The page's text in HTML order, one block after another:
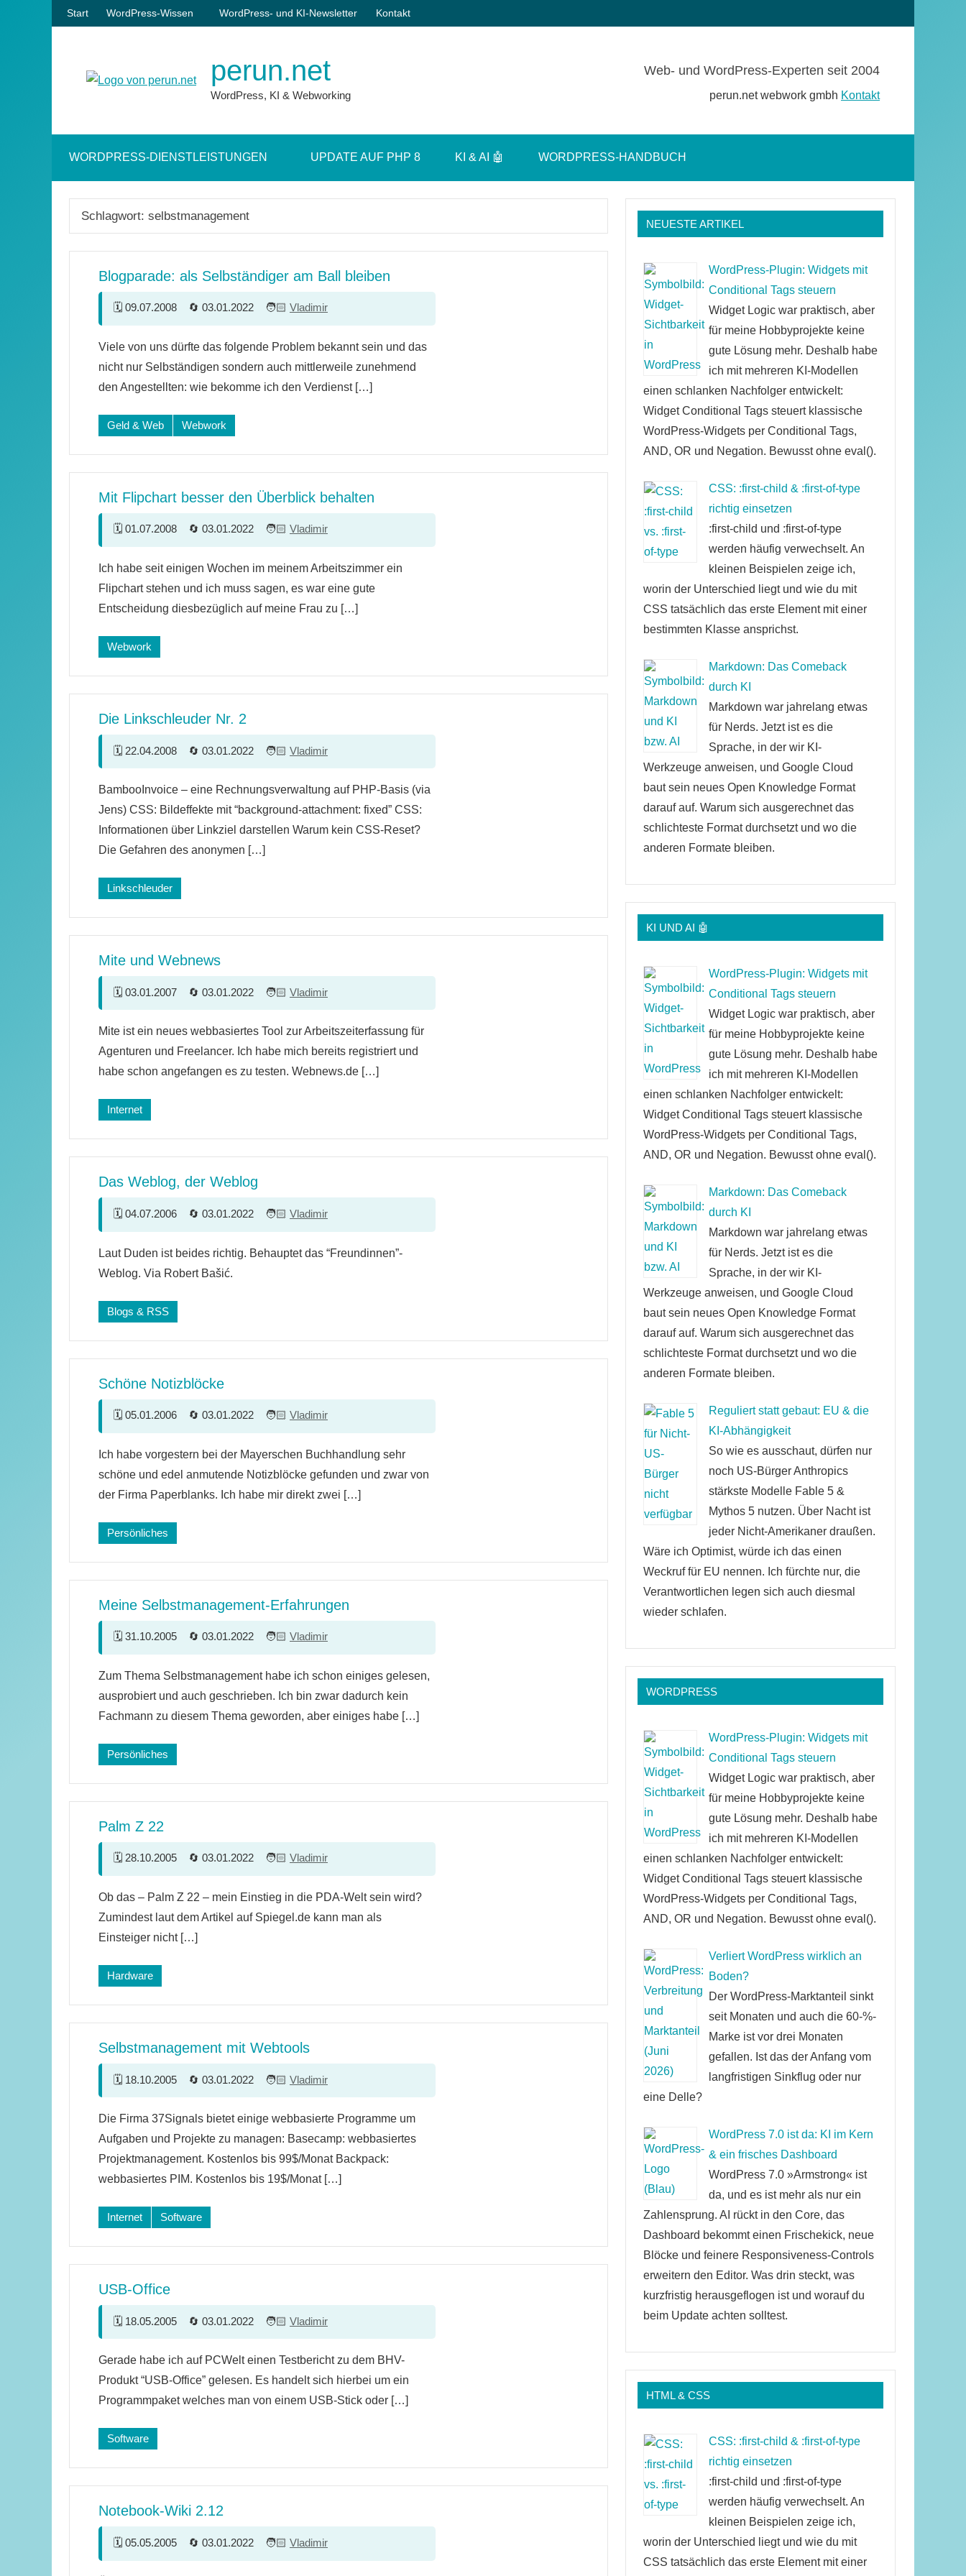
Zum
Inhalt
Start WordPress-Wissen WordPress- und KI-Newsletter Kontakt
perun.net
WordPress, KI & Webworking
Web- und WordPress-Experten seit 2004
perun.net webwork gmbh Kontakt
öffnen
WORDPRESS-DIENSTLEISTUNGEN UPDATE AUF PHP 8 KI & AI 🤖 WORDPRESS-HANDBUCH
Schlagwort: selbstmanagement
Blogparade: als Selbständiger am Ball bleiben
09.07.2008 03.01.2022 Vladimir
Kommentare
Viele von uns dürfte das folgende Problem bekannt sein und das
nicht nur Selbständigen sondern auch mittlerweile zunehmend
den Angestellten: wie bekomme ich den Verdienst […]
Geld & Web Webwork
Mit Flipchart besser den Überblick behalten
01.07.2008 03.01.2022 Vladimir
Kommentare
Ich habe seit einigen Wochen im meinem Arbeitszimmer ein
Flipchart stehen und ich muss sagen, es war eine gute
Entscheidung diesbezüglich auf meine Frau zu […]
Webwork
Die Linkschleuder Nr. 2
22.04.2008 03.01.2022 Vladimir
BambooInvoice – eine Rechnungsverwaltung auf PHP-Basis (via
Jens) CSS: Bildeffekte mit “background-attachment: fixed” CSS:
Informationen über Linkziel darstellen Warum kein CSS-Reset?
Die Gefahren des anonymen […]
Linkschleuder
Mite und Webnews
03.01.2007 03.01.2022 Vladimir
Kommentare
Mite ist ein neues webbasiertes Tool zur Arbeitszeiterfassung für
Agenturen und Freelancer. Ich habe mich bereits registriert und
habe schon angefangen es zu testen. Webnews.de […]
Internet
Das Weblog, der Weblog
04.07.2006 03.01.2022 Vladimir
Kommentare
Laut Duden ist beides richtig. Behauptet das “Freundinnen”-
Weblog. Via Robert Bašić.
Blogs & RSS
Schöne Notizblöcke
05.01.2006 03.01.2022 Vladimir
Kommentare
Ich habe vorgestern bei der Mayerschen Buchhandlung sehr
schöne und edel anmutende Notizblöcke gefunden und zwar von
der Firma Paperblanks. Ich habe mir direkt zwei […]
Persönliches
Meine Selbstmanagement-Erfahrungen
31.10.2005 03.01.2022 Vladimir
Kommentare
Zum Thema Selbstmanagement habe ich schon einiges gelesen,
ausprobiert und auch geschrieben. Ich bin zwar dadurch kein
Fachmann zu diesem Thema geworden, aber einiges habe […]
Persönliches
Palm Z 22
28.10.2005 03.01.2022 Vladimir
Kommentare
Ob das – Palm Z 22 – mein Einstieg in die PDA-Welt sein wird?
Zumindest laut dem Artikel auf Spiegel.de kann man als
Einsteiger nicht […]
Hardware
Selbstmanagement mit Webtools
18.10.2005 03.01.2022 Vladimir
Kommentare
Die Firma 37Signals bietet einige webbasierte Programme um
Aufgaben und Projekte zu managen: Basecamp: webbasiertes
Projektmanagement. Kostenlos bis 99$/Monat Backpack:
webbasiertes PIM. Kostenlos bis 19$/Monat […]
Internet Software
USB-Office
18.05.2005 03.01.2022 Vladimir
Kommentare
Gerade habe ich auf PCWelt einen Testbericht zu dem BHV-
Produkt “USB-Office” gelesen. Es handelt sich hierbei um ein
Programmpaket welches man von einem USB-Stick oder […]
Software
Notebook-Wiki 2.12
05.05.2005 03.01.2022 Vladimir
NEUESTE ARTIKEL
WordPress-Plugin: Widgets mit
Conditional Tags steuern
Widget Logic war praktisch, aber
für meine Hobbyprojekte keine
gute Lösung mehr. Deshalb habe
ich mit mehreren KI-Modellen
einen schlanken Nachfolger entwickelt:
Widget Conditional Tags steuert klassische
WordPress-Widgets per Conditional Tags,
AND, OR und Negation. Bewusst ohne eval().
CSS: :first-child & :first-of-type
richtig einsetzen
:first-child und :first-of-type
werden häufig verwechselt. An
kleinen Beispielen zeige ich,
worin der Unterschied liegt und wie du mit
CSS tatsächlich das erste Element mit einer
bestimmten Klasse ansprichst.
Markdown: Das Comeback
durch KI
Markdown war jahrelang etwas
für Nerds. Jetzt ist es die
Sprache, in der wir KI-
Werkzeuge anweisen, und Google Cloud
baut sein neues Open Knowledge Format
darauf auf. Warum sich ausgerechnet das
schlichteste Format durchsetzt und wo die
anderen Formate bleiben.
KI UND AI 🤖
WordPress-Plugin: Widgets mit
Conditional Tags steuern
Widget Logic war praktisch, aber
für meine Hobbyprojekte keine
gute Lösung mehr. Deshalb habe
ich mit mehreren KI-Modellen
einen schlanken Nachfolger entwickelt:
Widget Conditional Tags steuert klassische
WordPress-Widgets per Conditional Tags,
AND, OR und Negation. Bewusst ohne eval().
Markdown: Das Comeback
durch KI
Markdown war jahrelang etwas
für Nerds. Jetzt ist es die
Sprache, in der wir KI-
Werkzeuge anweisen, und Google Cloud
baut sein neues Open Knowledge Format
darauf auf. Warum sich ausgerechnet das
schlichteste Format durchsetzt und wo die
anderen Formate bleiben.
Reguliert statt gebaut: EU & die
KI-Abhängigkeit
So wie es ausschaut, dürfen nur
noch US-Bürger Anthropics
stärkste Modelle Fable 5 &
Mythos 5 nutzen. Über Nacht ist
jeder Nicht-Amerikaner draußen.
Wäre ich Optimist, würde ich das einen
Weckruf für EU nennen. Ich fürchte nur, die
Verantwortlichen legen sich auch diesmal
wieder schlafen.
WORDPRESS
WordPress-Plugin: Widgets mit
Conditional Tags steuern
Widget Logic war praktisch, aber
für meine Hobbyprojekte keine
gute Lösung mehr. Deshalb habe
ich mit mehreren KI-Modellen
einen schlanken Nachfolger entwickelt:
Widget Conditional Tags steuert klassische
WordPress-Widgets per Conditional Tags,
AND, OR und Negation. Bewusst ohne eval().
Verliert WordPress wirklich an
Boden?
Der WordPress-Marktanteil sinkt
seit Monaten und auch die 60-%-
Marke ist vor drei Monaten
gefallen. Ist das der Anfang vom
langfristigen Sinkflug oder nur
eine Delle?
WordPress 7.0 ist da: KI im Kern
& ein frisches Dashboard
WordPress 7.0 »Armstrong« ist
da, und es ist mehr als nur ein
Zahlensprung. AI rückt in den Core, das
Dashboard bekommt einen Frischekick, neue
Blöcke und feinere Responsiveness-Controls
erweitern den Editor. Was drin steckt, was
kurzfristig herausgeflogen ist und worauf du
beim Update achten solltest.
HTML & CSS
CSS: :first-child & :first-of-type
richtig einsetzen
:first-child und :first-of-type
werden häufig verwechselt. An
kleinen Beispielen zeige ich,
worin der Unterschied liegt und wie du mit
CSS tatsächlich das erste Element mit einer